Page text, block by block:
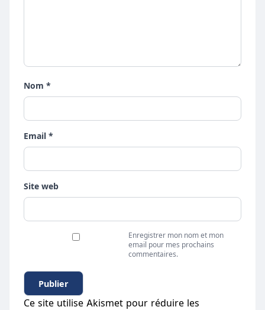
Nom *
Email *
Site web
Enregistrer mon nom et mon
email pour mes prochains
commentaires.
Ce site utilise Akismet pour réduire les